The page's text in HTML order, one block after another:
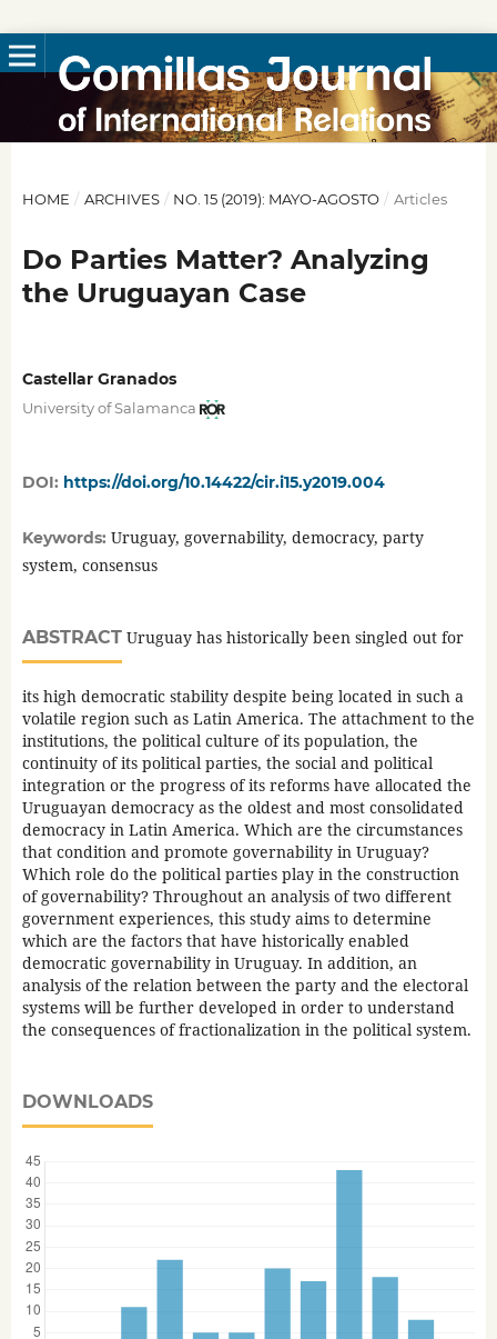
HOME / ARCHIVES / NO. 15 (2019): MAYO-AGOSTO / Articles
Do Parties Matter? Analyzing
the Uruguayan Case
Castellar Granados
University of Salamanca
DOI: https://doi.org/10.14422/cir.i15.y2019.004
Keywords: Uruguay, governability, democracy, party
system, consensus
ABSTRACTUruguay has historically been singled out for
its high democratic stability despite being located in such a
volatile region such as Latin America. The attachment to the
institutions, the political culture of its population, the
continuity of its political parties, the social and political
integration or the progress of its reforms have allocated the
Uruguayan democracy as the oldest and most consolidated
democracy in Latin America. Which are the circumstances
that condition and promote governability in Uruguay?
Which role do the political parties play in the construction
of governability? Throughout an analysis of two different
government experiences, this study aims to determine
which are the factors that have historically enabled
democratic governability in Uruguay. In addition, an
analysis of the relation between the party and the electoral
systems will be further developed in order to understand
the consequences of fractionalization in the political system.
DOWNLOADS